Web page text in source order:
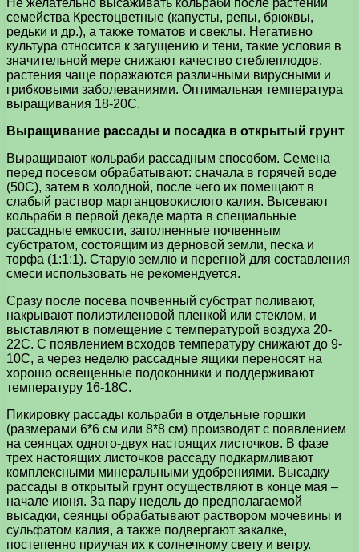
семейства Крестоцветные (капусты, репы, брюквы,
редьки и др.), а также томатов и свеклы. Негативно
культура относится к загущению и тени, такие условия в
значительной мере снижают качество стеблеплодов,
растения чаще поражаются различными вирусными и
грибковыми заболеваниями. Оптимальная температура
выращивания 18-20С.
Выращивание рассады и посадка в открытый грунт
Выращивают кольраби рассадным способом. Семена
перед посевом обрабатывают: сначала в горячей воде
(50С), затем в холодной, после чего их помещают в
слабый раствор марганцовокислого калия. Высевают
кольраби в первой декаде марта в специальные
рассадные емкости, заполненные почвенным
субстратом, состоящим из дерновой земли, песка и
торфа (1:1:1). Старую землю и перегной для составления
смеси использовать не рекомендуется.
Сразу после посева почвенный субстрат поливают,
накрывают полиэтиленовой пленкой или стеклом, и
выставляют в помещение с температурой воздуха 20-
22С. С появлением всходов температуру снижают до 9-
10С, а через неделю рассадные ящики переносят на
хорошо освещенные подоконники и поддерживают
температуру 16-18С.
Пикировку рассады кольраби в отдельные горшки
(размерами 6*6 см или 8*8 см) производят с появлением
на сеянцах одного-двух настоящих листочков. В фазе
трех настоящих листочков рассаду подкармливают
комплексными минеральными удобрениями. Высадку
рассады в открытый грунт осуществляют в конце мая –
начале июня. За пару недель до предполагаемой
высадки, сеянцы обрабатывают раствором мочевины и
сульфатом калия, а также подвергают закалке,
постепенно приучая их к солнечному свету и ветру.